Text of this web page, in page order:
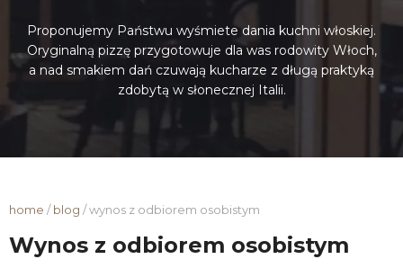
Proponujemy Państwu wyśmiete dania kuchni włoskiej.
Oryginalną pizzę przygotowuje dla was rodowity Włoch,
a nad smakiem dań czuwają kucharze z długą praktyką
zdobytą w słonecznej Italii.
home /blog /wynos z odbiorem osobistym
Wynos z odbiorem osobistym